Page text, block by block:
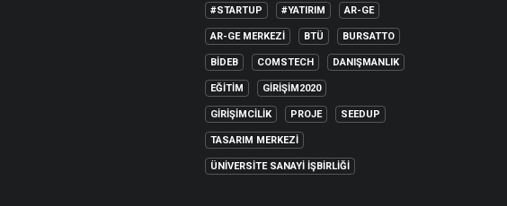
#STARTUP #YATIRIM AR-GE
AR-GE MERKEZI BTÜ BURSATTO
BİDEB COMSTECH DANIŞMANLIK
EĞITIM GIRIŞIM2020
GIRIŞIMCILIK PROJE SEEDUP
TASARIM MERKEZI
ÜNIVERSITE SANAYI İŞBIRLIĞI